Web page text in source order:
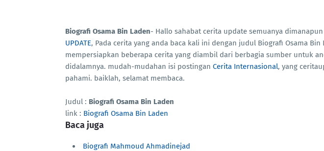
Biografi Osama Bin Laden- Hallo sahabat cerita update semuanya
UPDATE, Pada cerita yang anda baca kali ini dengan judul Biografi Osama
mempersiapkan beberapa cerita yang diambil dari berbagia sumber untuk
didalamnya. mudah-mudahan isi postingan Cerita Internasional, yang
pahami. baiklah, selamat membaca.
Judul : Biografi Osama Bin Laden
link : Biografi Osama Bin Laden
Baca juga
Biografi Mahmoud Ahmadinejad